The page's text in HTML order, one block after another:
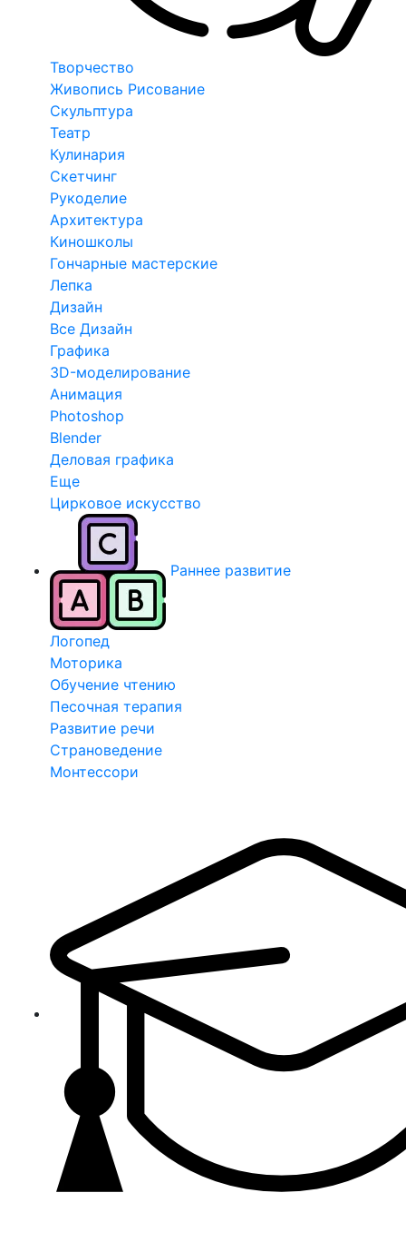
Творчество
Живопись Рисование
Скульптура
Театр
Кулинария
Скетчинг
Рукоделие
Архитектура
Киношколы
Гончарные мастерские
Лепка
Дизайн
Все Дизайн
Графика
3D-моделирование
Анимация
Photoshop
Blender
Деловая графика
Еще
Цирковое искусство
Раннее развитие
Логопед
Моторика
Обучение чтению
Песочная терапия
Развитие речи
Страноведение
Монтессори